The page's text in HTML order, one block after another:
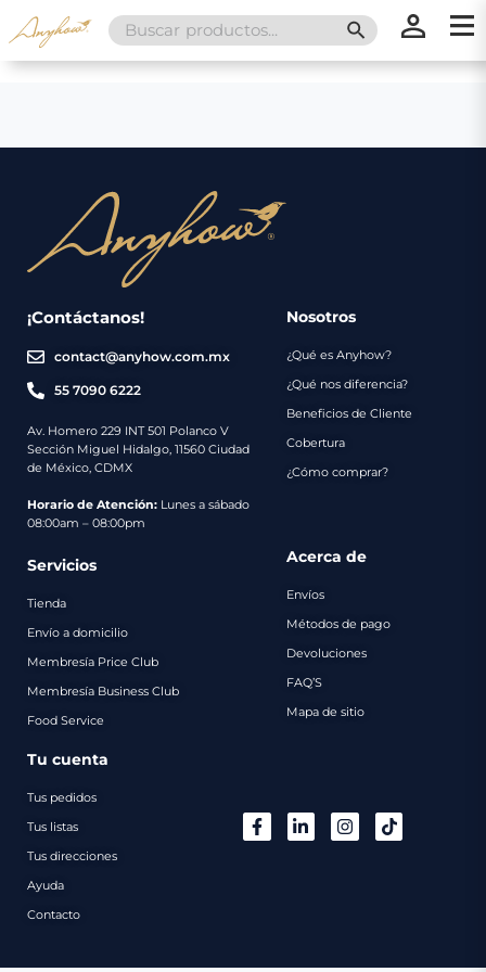
Search
for:
SEARCH
¡Contáctanos!
contact@anyhow.com.mx
55 7090 6222
Av. Homero 229 INT 501 Polanco V
Sección Miguel Hidalgo, 11560 Ciudad
de México, CDMX
Horario de Atención: Lunes a sábado
08:00am – 08:00pm
Nosotros
¿Qué es Anyhow?
¿Qué nos diferencia?
Beneficios de Cliente
Cobertura
¿Cómo comprar?
Servicios
Tienda
Envío a domicilio
Membresía Price Club
Membresía Business Club
Food Service
Acerca de
Envíos
Métodos de pago
Devoluciones
FAQ’S
Mapa de sitio
Tu cuenta
Tus pedidos
Tus listas
Tus direcciones
Ayuda
Contacto
Nosotros
Servicios
Envíos
Métodos
de
Catálogo
Regalos
Contacto